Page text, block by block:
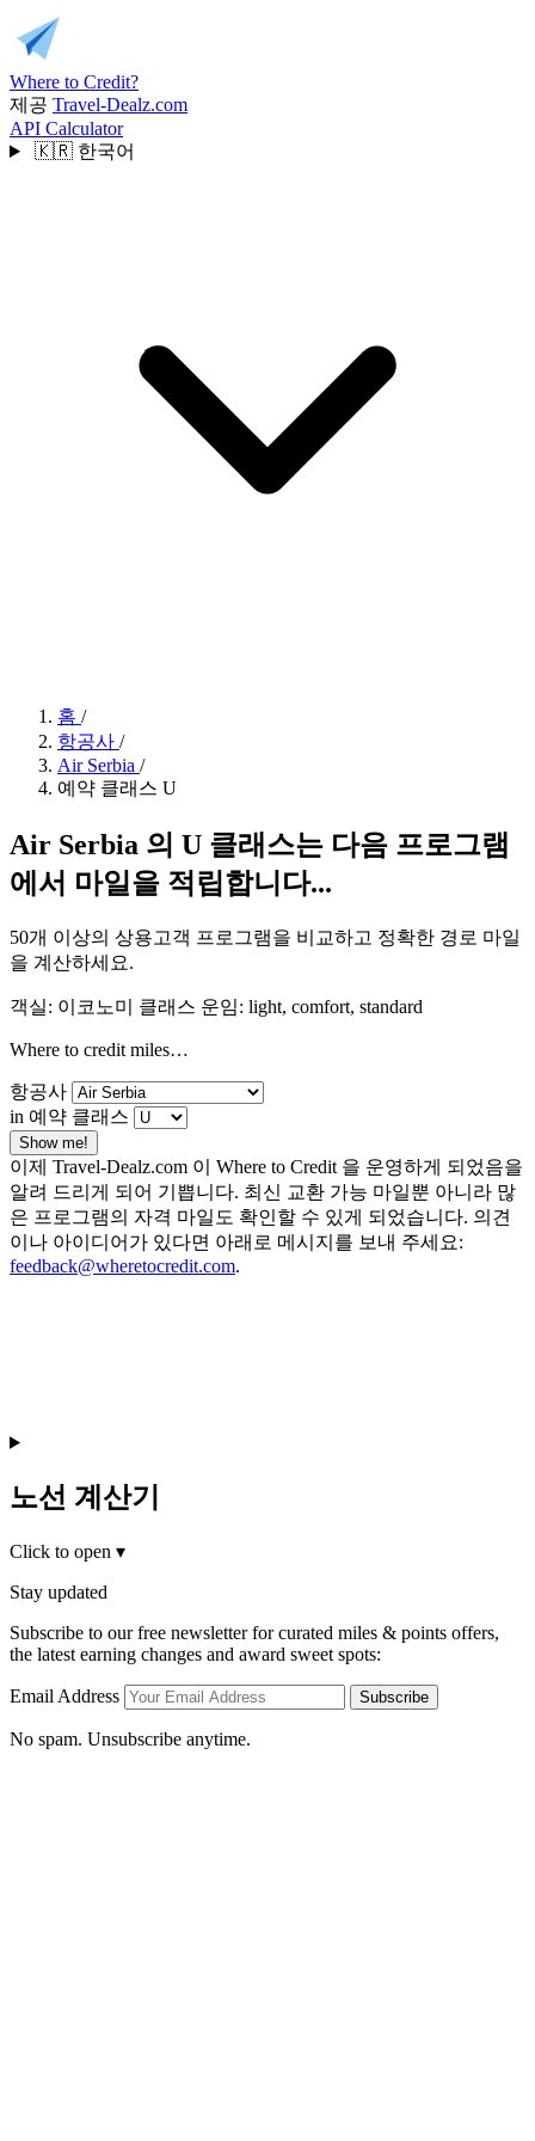
Where to Credit?
제공 Travel-Dealz.com
API Calculator
🇰🇷 한국어
홈 /
항공사 /
Air Serbia /
예약 클래스 U
Air Serbia 의 U 클래스는 다음 프로그램
에서 마일을 적립합니다...
50개 이상의 상용고객 프로그램을 비교하고 정확한 경로 마일
을 계산하세요.
객실: 이코노미 클래스 운임: light, comfort, standard
Where to credit miles…
항공사
in 예약 클래스
Show me!
이제 Travel-Dealz.com 이 Where to Credit 을 운영하게 되었음을
알려 드리게 되어 기쁩니다. 최신 교환 가능 마일뿐 아니라 많
은 프로그램의 자격 마일도 확인할 수 있게 되었습니다. 의견
이나 아이디어가 있다면 아래로 메시지를 보내 주세요:
feedback@wheretocredit.com.
노선 계산기
Click to open ▾
Stay updated
Subscribe to our free newsletter for curated miles & points offers,
the latest earning changes and award sweet spots:
Email Address Subscribe
No spam. Unsubscribe anytime.